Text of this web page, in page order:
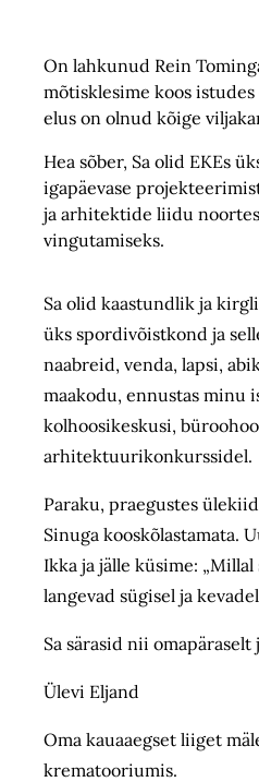
On lahkunud Rein
mõtisklesime koos
elus on olnud kõige
Hea sõber, Sa olid EKEs
igapäevase
ja arhitektide liidu
vingutamiseks.
Sa olid kaastundlik ja
üks spordivõistkond ja
naabreid, venda, lapsi,
maakodu, ennustas minu
kolhoosikeskusi,
arhitektuurikonkurssidel.
Paraku, praegustes
Sinuga kooskõlastamata.
Ikka ja jälle küsime:
langevad sügisel ja
Sa särasid nii
Ülevi Eljand
Oma kauaaegset liiget
krematooriumis.